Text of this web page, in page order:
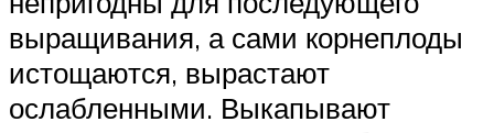
выращивания, а сами корнеплоды
истощаются, вырастают
ослабленными. Выкапывают